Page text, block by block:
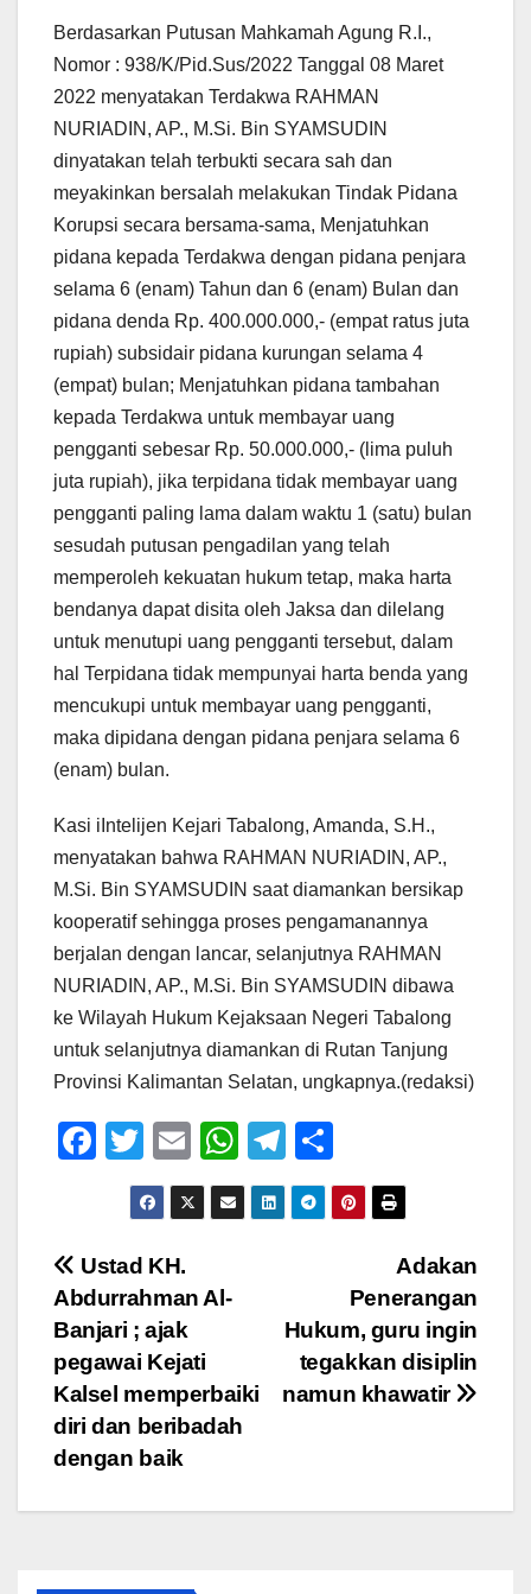
Berdasarkan Putusan Mahkamah Agung R.I.,
Nomor : 938/K/Pid.Sus/2022 Tanggal 08 Maret
2022 menyatakan Terdakwa RAHMAN
NURIADIN, AP., M.Si. Bin SYAMSUDIN
dinyatakan telah terbukti secara sah dan
meyakinkan bersalah melakukan Tindak Pidana
Korupsi secara bersama-sama, Menjatuhkan
pidana kepada Terdakwa dengan pidana penjara
selama 6 (enam) Tahun dan 6 (enam) Bulan dan
pidana denda Rp. 400.000.000,- (empat ratus juta
rupiah) subsidair pidana kurungan selama 4
(empat) bulan; Menjatuhkan pidana tambahan
kepada Terdakwa untuk membayar uang
pengganti sebesar Rp. 50.000.000,- (lima puluh
juta rupiah), jika terpidana tidak membayar uang
pengganti paling lama dalam waktu 1 (satu) bulan
sesudah putusan pengadilan yang telah
memperoleh kekuatan hukum tetap, maka harta
bendanya dapat disita oleh Jaksa dan dilelang
untuk menutupi uang pengganti tersebut, dalam
hal Terpidana tidak mempunyai harta benda yang
mencukupi untuk membayar uang pengganti,
maka dipidana dengan pidana penjara selama 6
(enam) bulan.
Kasi iIntelijen Kejari Tabalong, Amanda, S.H.,
menyatakan bahwa RAHMAN NURIADIN, AP.,
M.Si. Bin SYAMSUDIN saat diamankan bersikap
kooperatif sehingga proses pengamanannya
berjalan dengan lancar, selanjutnya RAHMAN
NURIADIN, AP., M.Si. Bin SYAMSUDIN dibawa
ke Wilayah Hukum Kejaksaan Negeri Tabalong
untuk selanjutnya diamankan di Rutan Tanjung
Provinsi Kalimantan Selatan, ungkapnya.(redaksi)
F
e
b
o
o
k
T
wi
tt
er
E
m
ail
W
h
at
T
el
e
m
h
ar
Navigasi
pos
Adakan
Penerangan
Hukum, guru ingin
tegakkan disiplin
namun khawatir
Ustad KH.
Abdurrahman Al-
Banjari ; ajak
pegawai Kejati
Kalsel memperbaiki
diri dan beribadah
dengan baik